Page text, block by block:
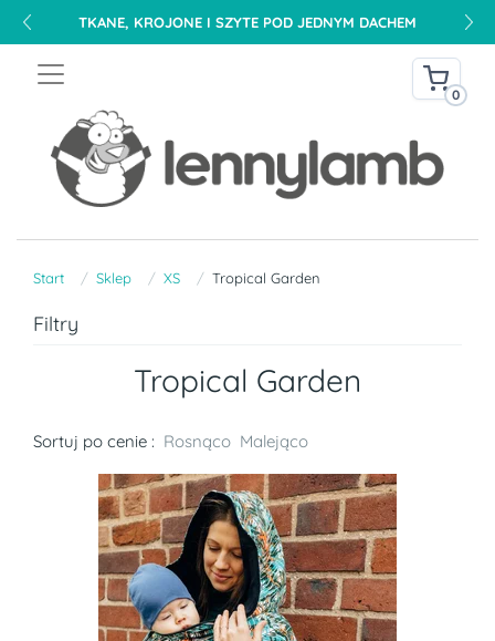
TKANE, KROJONE I SZYTE POD JEDNYM DACHEM
0
Start Sklep XS Tropical Garden
Filtry
Tropical Garden
Sortuj po cenie : Rosnąco Malejąco